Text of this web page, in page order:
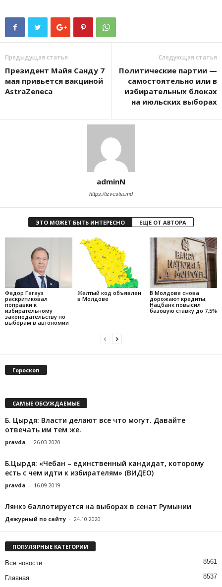
Предыдущая статья
Президент Майя Санду 7
мая привьется вакциной
AstraZeneca
Следующая статья
Политические партии —
самостоятельно или в
избирательных блоках
на июльских выборах
adminN
https://izvestia.md
ЭТО МОЖЕТ БЫТЬ ИНТЕРЕСНО ЕЩЕ ОТ АВТОРА
Федор Гагауз
раскритиковал
поправки к
избирательному
законодательству по
выборам в автономии
Желтый код объявлен
в Молдове
В Молдове снова
дорожают кредиты.
Нацбанк повысил
базовую ставку до 7,5%
Гороскоп
САМЫЕ ОБСУЖДАЕМЫЕ
Б. Цырдя: Власти делают все что могут. Давайте
отвечать им тем же.
pravda - 26.03.2020
Б.Цырдя: «Чебан – единственный кандидат, которому
есть с чем идти к избирателям» (ВИДЕО)
pravda - 16.09.2019
Лянкэ баллотируется на выборах в сенат Румынии
Дежурный по сайту - 24.10.2020
ПОПУЛЯРНЫЕ КАТЕГОРИИ
Все новости 8561
Главная 8537